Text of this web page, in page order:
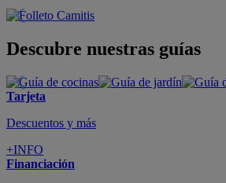
Descubre nuestras guías
Tarjeta
Descuentos y más
+INFO
Financiación